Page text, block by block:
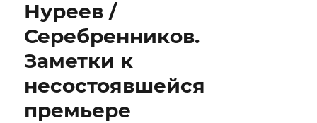
Нуреев /
Серебренников.
Заметки к
несостоявшейся
премьере